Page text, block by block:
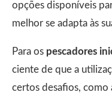
opções disponíveis
melhor se adapta às
Para os pescadores
ciente de que a
certos desafios, como